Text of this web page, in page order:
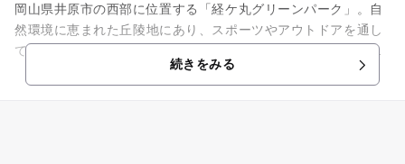
岡山県井原市の西部に位置する「経ケ丸グリーンパーク」。自
然環境に恵まれた丘陵地にあり、スポーツやアウトドアを通し
て家族・職場・地域での憩いと連帯を深めるためのアミューズ
メントパークです。3.5ヘ...続きをみる